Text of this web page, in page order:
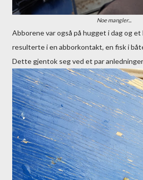
Noe mangler...
Abborene var også på hugget i dag og et
resulterte i en abborkontakt, en fisk i
Dette gjentok seg ved et par